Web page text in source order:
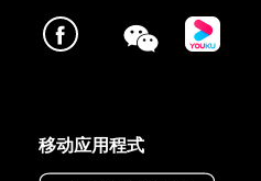
移动应用程式